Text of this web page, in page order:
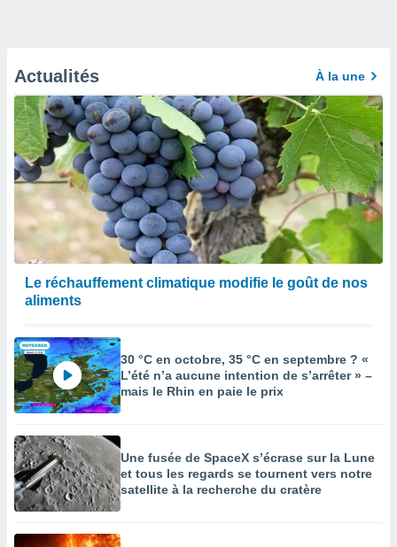
Actualités À la une
Le réchauffement climatique modifie le goût de nos
aliments
30 °C en octobre, 35 °C en septembre ? «
L’été n’a aucune intention de s’arrêter » –
mais le Rhin en paie le prix
Une fusée de SpaceX s’écrase sur la Lune
et tous les regards se tournent vers notre
satellite à la recherche du cratère